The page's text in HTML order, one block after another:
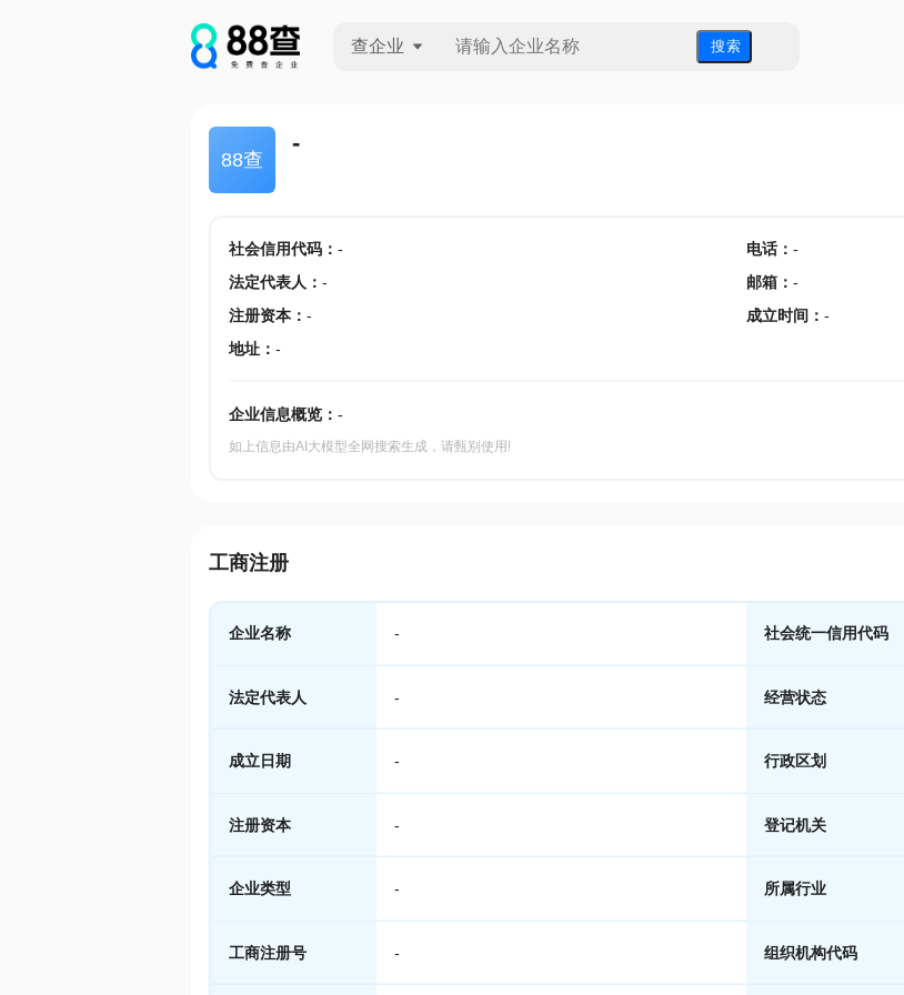
查企业 搜 索
88查
-
社会信用代码： - 电话： -
法定代表人 ： - 邮箱 ： -
注册资本： - 成立时间 ： -
地址： -
企业信息概览： -
如上信息由AI大模型全网搜索生成，请甄别使用!
工商注册
企业名称 - 社会统一信用代码
法定代表人 - 经营状态
成立日期 - 行政区划
注册资本 - 登记机关
企业类型 - 所属行业
工商注册号 - 组织机构代码